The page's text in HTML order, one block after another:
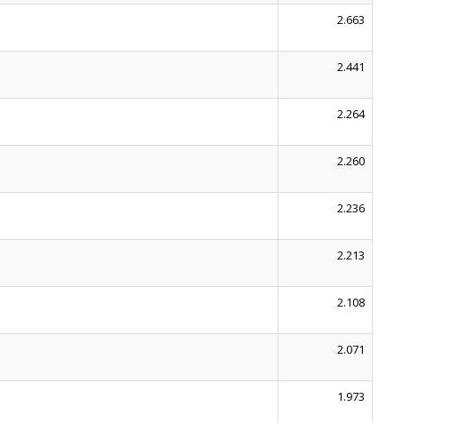
2.663
2.441
2.264
2.260
2.236
2.213
2.108
2.071
1.973